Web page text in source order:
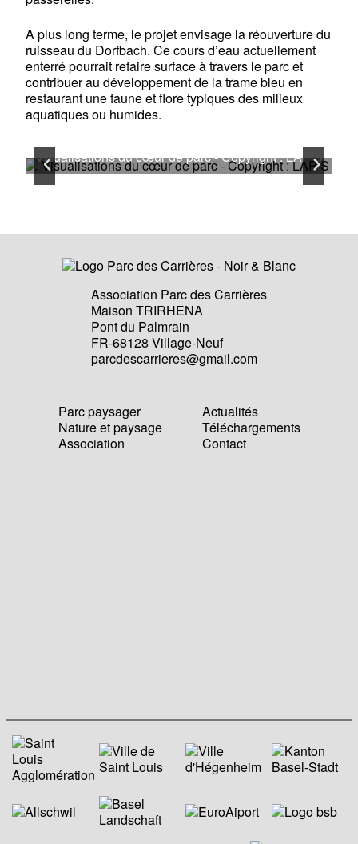
A plus long terme, le projet envisage la réouverture du
ruisseau du Dorfbach. Ce cours d’eau actuellement
enterré pourrait refaire surface à travers le parc et
contribuer au développement de la trame bleu en
restaurant une faune et flore typiques des milieux
aquatiques ou humides.
Visualisations du cœur de parc - Copyright : LAP’S
Association Parc des Carrières
Maison TRIRHENA
Pont du Palmrain
FR-68128 Village-Neuf
parcdescarrieres@gmail.com
Parc paysager
Nature et paysage
Association
Actualités
Téléchargements
Contact